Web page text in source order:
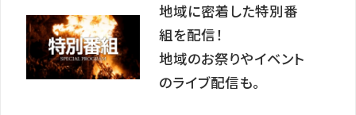
地域に密着した特別番
組を配信！
地域のお祭りやイベント
のライブ配信も。